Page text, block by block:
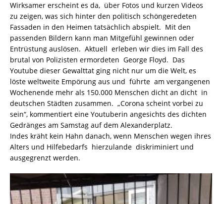
Wirksamer erscheint es da, über Fotos und kurzen Videos
zu zeigen, was sich hinter den politisch schöngeredeten
Fassaden in den Heimen tatsächlich abspielt. Mit den
passenden Bildern kann man Mitgefühl gewinnen oder
Entrüstung auslösen. Aktuell erleben wir dies im Fall des
brutal von Polizisten ermordeten George Floyd. Das
Youtube dieser Gewalttat ging nicht nur um die Welt, es
löste weltweite Empörung aus und führte am vergangenen
Wochenende mehr als 150.000 Menschen dicht an dicht in
deutschen Städten zusammen. „Corona scheint vorbei zu
sein“, kommentiert eine Youtuberin angesichts des dichten
Gedränges am Samstag auf dem Alexanderplatz.
Indes kräht kein Hahn danach, wenn Menschen wegen ihres
Alters und Hilfebedarfs hierzulande diskriminiert und
ausgegrenzt werden.